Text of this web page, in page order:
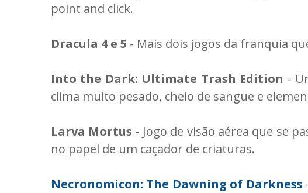
point and click.
Dracula 4 e 5 - Mais dois jogos da franquia
Into the Dark: Ultimate Trash Edition -
clima muito pesado, cheio de sangue e
Larva Mortus - Jogo de visão aérea que se
no papel de um caçador de criaturas.
Necronomicon: The Dawning of Darkness